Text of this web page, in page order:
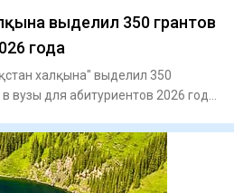
выделил 350 грантов
года
халқына" выделил 350
вузы для абитуриентов 2026 года,